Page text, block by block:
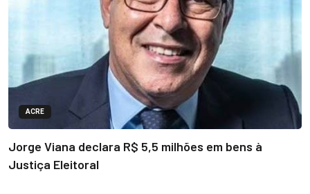
ACRE
Jorge Viana declara R$ 5,5 milhões em bens à
Justiça Eleitoral